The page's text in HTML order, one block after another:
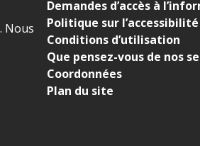
Nous
Demandes d’accès à
Politique sur l’accessibilité
Conditions d’utilisation
Que pensez-vous de nos
Coordonnées
Plan du site